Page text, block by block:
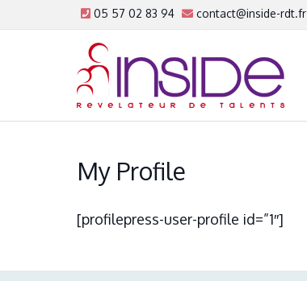
05 57 02 83 94 contact@inside-rdt.fr
My Profile
[profilepress-user-profile id=”1″]